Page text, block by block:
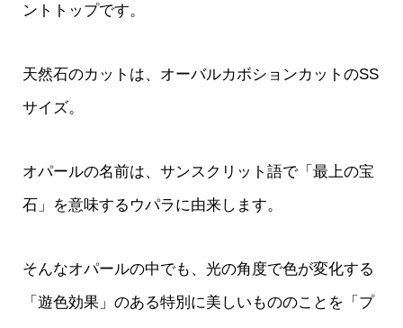
ントトップです。
天然石のカットは、オーバルカボションカットのSS
サイズ。
オパールの名前は、サンスクリット語で「最上の宝
石」を意味するウパラに由来します。
そんなオパールの中でも、光の角度で色が変化する
「遊色効果」のある特別に美しいもののことを「プ